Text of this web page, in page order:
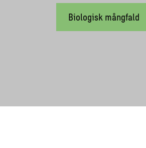
Biologisk mångfald